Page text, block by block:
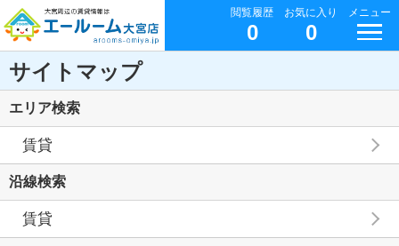
閲覧履歴
0
お気に入り
0
メニュー
サイトマップ
エリア検索
賃貸
沿線検索
賃貸